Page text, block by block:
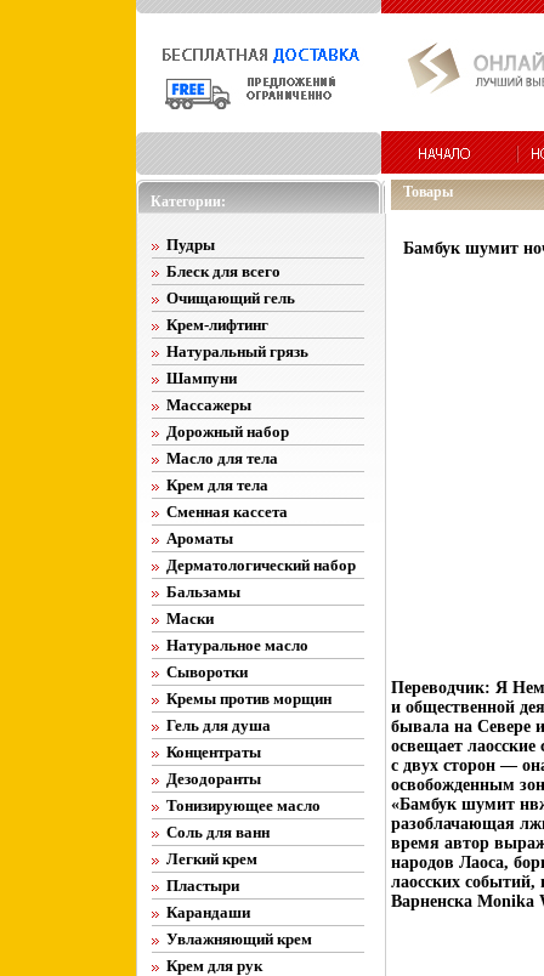
Категории:
Пудры
Блеск для всего
Очищающий гель
Крем-лифтинг
Натуральный грязь
Шампуни
Массажеры
Дорожный набор
Масло для тела
Крем для тела
Сменная кассета
Ароматы
Дерматологический набор
Бальзамы
Маски
Натуральное масло
Сыворотки
Кремы против морщин
Гель для душа
Концентраты
Дезодоранты
Тонизирующее масло
Соль для ванн
Легкий крем
Пластыри
Карандаши
Увлажняющий крем
Крем для рук
Товары
Бамбук шумит
Переводчик: Я
и общественной
бывала на Севере
освещает
с двух сторон —
освобожденным
«Бамбук шумит
разоблачающая
время автор
народов Лаоса,
лаосских событий,
Варненска Monika